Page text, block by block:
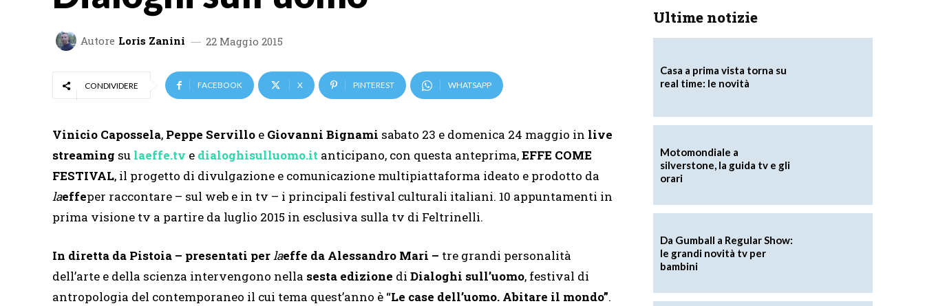
Autore Loris Zanini 22 Maggio 2015
CONDIVIDERE FACEBOOK X PINTEREST WHATSAPP
Vinicio Capossela, Peppe Servillo e Giovanni Bignami sabato 23 e domenica 24 maggio in live
streaming su laeffe.tv e dialoghisulluomo.it anticipano, con questa anteprima,EFFE COME
FESTIVAL, il progetto di divulgazione e comunicazione multipiattaforma ideato e prodotto da
laeffeper raccontare – sul web e in tv – i principali festival culturali italiani. 10 appuntamenti in
prima visione tv a partire da luglio 2015 in esclusiva sulla tv di Feltrinelli.
In diretta da Pistoia – presentati perlaeffe da Alessandro Mari – tre grandi personalità
dell’arte e della scienza intervengono nella sesta edizione di Dialoghi sull’uomo, festival di
antropologia del contemporaneo il cui tema quest’anno è “Le case dell’uomo. Abitare il mondo”.
Ultime notizie
Casa a prima vista torna su
real time: le novità
Motomondiale a
silverstone, la guida tv e gli
orari
Da Gumball a Regular Show:
le grandi novità tv per
bambini